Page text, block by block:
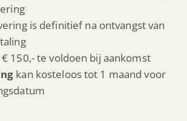
is definitief na ontvangst van
€ 150,- te voldoen bij aankomst
kan kosteloos tot 1 maand voor